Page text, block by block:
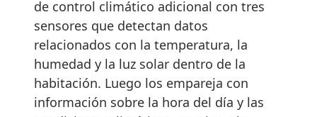
de control climático adicional con tres
sensores que detectan datos
relacionados con la temperatura, la
humedad y la luz solar dentro de la
habitación. Luego los empareja con
información sobre la hora del día y las